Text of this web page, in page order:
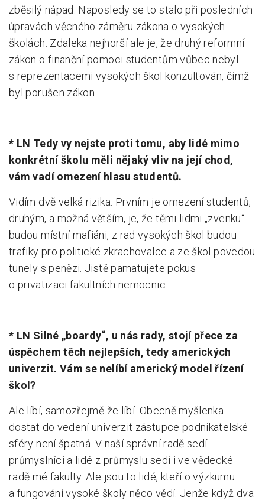
zběsilý nápad. Naposledy se to stalo při posledních
úpravách věcného záměru zákona o vysokých
školách. Zdaleka nejhorší ale je, že druhý reformní
zákon o finanční pomoci studentům vůbec nebyl
s reprezentacemi vysokých škol konzultován, čímž
byl porušen zákon.
* LN Tedy vy nejste proti tomu, aby lidé mimo
konkrétní školu měli nějaký vliv na její chod,
vám vadí omezení hlasu studentů.
Vidím dvě velká rizika. Prvním je omezení studentů,
druhým, a možná větším, je, že těmi lidmi „zvenku“
budou místní mafiáni, z rad vysokých škol budou
trafiky pro politické zkrachovalce a ze škol povedou
tunely s penězi. Jistě pamatujete pokus
o privatizaci fakultních nemocnic.
* LN Silné „boardy“, u nás rady, stojí přece za
úspěchem těch nejlepších, tedy amerických
univerzit. Vám se nelíbí americký model řízení
škol?
Ale líbí, samozřejmě že líbí. Obecně myšlenka
dostat do vedení univerzit zástupce podnikatelské
sféry není špatná. V naší správní radě sedí
průmyslníci a lidé z průmyslu sedí i ve vědecké
radě mé fakulty. Ale jsou to lidé, kteří o výzkumu
a fungování vysoké školy něco vědí. Jenže když dva